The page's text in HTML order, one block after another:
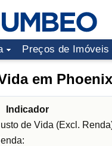
Preços de Imóveis
em Phoenix
Indicador
de Vida (Excl.